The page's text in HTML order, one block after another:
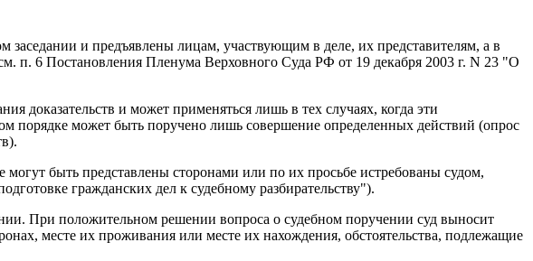
и предъявлены лицам, участвующим в деле, их представителям, а в
п. 6 Постановления Пленума Верховного Суда РФ от 19 декабря 2003 г. N 23 "О
доказательств и может применяться лишь в тех случаях, когда эти
порядке может быть поручено лишь совершение определенных действий (опрос
быть представлены сторонами или по их просьбе истребованы судом,
гражданских дел к судебному разбирательству").
При положительном решении вопроса о судебном поручении суд выносит
месте их проживания или месте их нахождения, обстоятельства, подлежащие